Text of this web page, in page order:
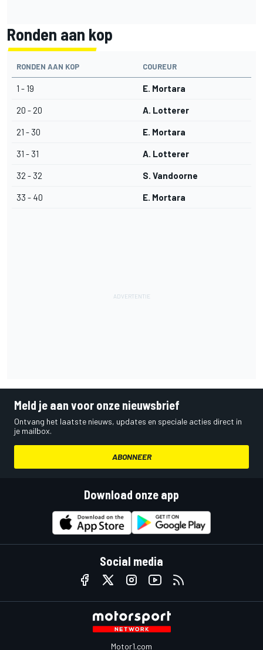
Ronden aan kop
RONDEN AAN KOP COUREUR
1 - 19 E. Mortara
20 - 20 A. Lotterer
21 - 30 E. Mortara
31 - 31 A. Lotterer
32 - 32 S. Vandoorne
33 - 40 E. Mortara
Meld je aan voor onze nieuwsbrief
Ontvang het laatste nieuws, updates en speciale acties direct in
je mailbox.
ABONNEER
Download onze app
Social media
Motor1.com